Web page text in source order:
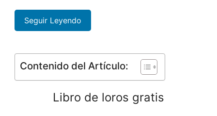
Seguir Leyendo
Contenido del Artículo:
Libro de loros gratis